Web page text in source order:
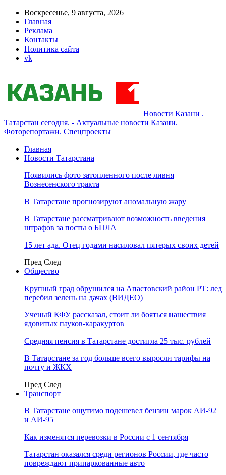
Воскресенье, 9 августа, 2026
Главная
Реклама
Контакты
Политика сайта
vk
Новости Казани .
Татарстан сегодня. - Актуальные новости Казани.
Фоторепортажи. Спецпроекты
Главная
Новости Татарстана
Появились фото затопленного после ливня
Вознесенского тракта
В Татарстане прогнозируют аномальную жару
В Татарстане рассматривают возможность введения
штрафов за посты о БПЛА
15 лет ада. Отец годами насиловал пятерых своих детей
Пред След
Общество
Крупный град обрушился на Апастовский район РТ: лед
перебил зелень на дачах (ВИДЕО)
Ученый КФУ рассказал, стоит ли бояться нашествия
ядовитых пауков-каракуртов
Средняя пенсия в Татарстане достигла 25 тыс. рублей
В Татарстане за год больше всего выросли тарифы на
почту и ЖКХ
Пред След
Транспорт
В Татарстане ощутимо подешевел бензин марок АИ-92
и АИ-95
Как изменятся перевозки в России с 1 сентября
Татарстан оказался среди регионов России, где часто
повреждают припаркованные авто